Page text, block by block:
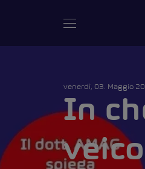
venerdì, 03. Maggio
In